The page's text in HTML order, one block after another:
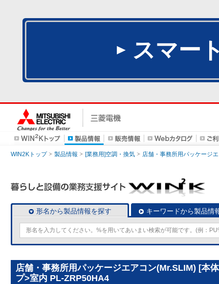
スマー
WIN2Kトップ 製品情報 [業務用]空調・換気 店舗・事務所用パッケージ
形名から製品情報を探す キーワードから製品情
店舗・事務所用パッケージエアコン(Mr.SLIM) [本
プ>室内 PL-ZRP50HA4